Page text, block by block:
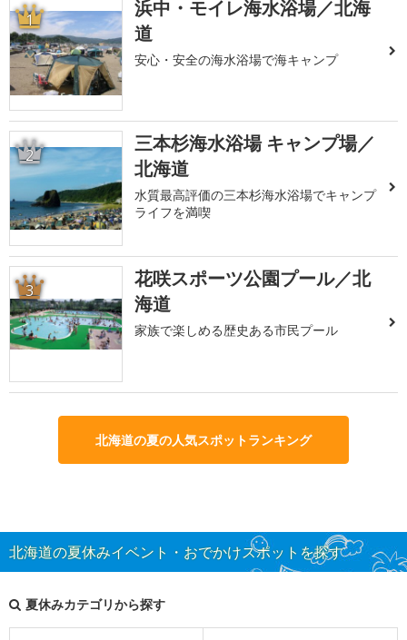
1
浜中・モイレ海水浴場／北海
道
安心・安全の海水浴場で海キャンプ
2
三本杉海水浴場 キャンプ場／
北海道
水質最高評価の三本杉海水浴場でキャンプ
ライフを満喫
3
花咲スポーツ公園プール／北
海道
家族で楽しめる歴史ある市民プール
北海道の夏の人気スポットランキング
北海道の夏休みイベント・おでかけスポットを探す
夏休みカテゴリから探す